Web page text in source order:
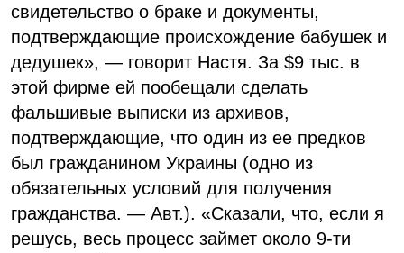
свидетельство о браке и документы,
подтверждающие происхождение бабушек и
дедушек», — говорит Настя. За $9 тыс. в
этой фирме ей пообещали сделать
фальшивые выписки из архивов,
подтверждающие, что один из ее предков
был гражданином Украины (одно из
обязательных условий для получения
гражданства. — Авт.). «Сказали, что, если я
решусь, весь процесс займет около 9-ти